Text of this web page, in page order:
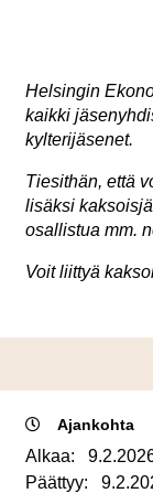
Helsingin
kaikki
kylterijäsenet.
Tiesithän, että
lisäksi
osallistua mm.
Voit liittyä
Ajankohta
Alkaa:
Päättyy: